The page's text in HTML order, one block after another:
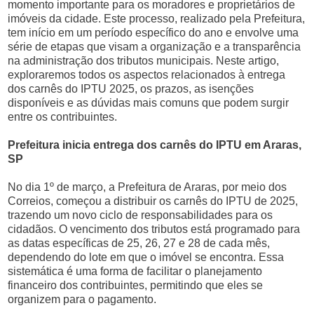
momento importante para os moradores e proprietários de
imóveis da cidade. Este processo, realizado pela Prefeitura,
tem início em um período específico do ano e envolve uma
série de etapas que visam a organização e a transparência
na administração dos tributos municipais. Neste artigo,
exploraremos todos os aspectos relacionados à entrega
dos carnês do IPTU 2025, os prazos, as isenções
disponíveis e as dúvidas mais comuns que podem surgir
entre os contribuintes.
Prefeitura inicia entrega dos carnês do IPTU em Araras,
SP
No dia 1º de março, a Prefeitura de Araras, por meio dos
Correios, começou a distribuir os carnês do IPTU de 2025,
trazendo um novo ciclo de responsabilidades para os
cidadãos. O vencimento dos tributos está programado para
as datas específicas de 25, 26, 27 e 28 de cada mês,
dependendo do lote em que o imóvel se encontra. Essa
sistemática é uma forma de facilitar o planejamento
financeiro dos contribuintes, permitindo que eles se
organizem para o pagamento.